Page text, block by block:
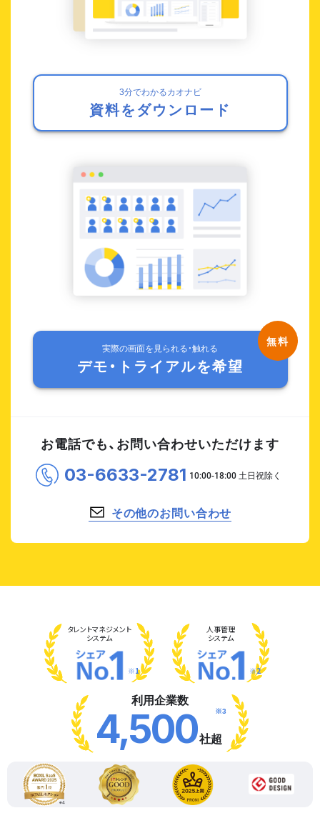
3分でわかるカオナビ
資料をダウンロード
実際の画面を見られる・触れる
デモ・トライアルを希望
お電話でも、お問い合わせいただけます
03-6633-2781
その他のお問い合わせ
タレントマネジメント
システム
※1
人事管理
システム
※2
利用企業数
4,500社超
※3